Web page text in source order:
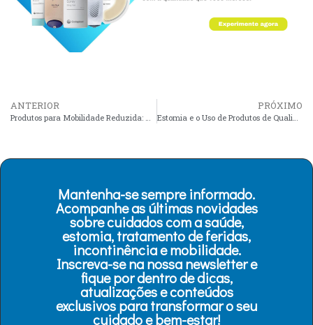
ANTERIOR
Produtos para Mobilidade Reduzida: Como Melhorar o Conforto
PRÓXIMO
Estomia e o Uso de Produtos de Qualidade: Garantia de Conforto
Mantenha-se sempre informado.
Acompanhe as últimas novidades
sobre cuidados com a saúde,
estomia, tratamento de feridas,
incontinência e mobilidade.
Inscreva-se na nossa newsletter e
fique por dentro de dicas,
atualizações e conteúdos
exclusivos para transformar o seu
cuidado e bem-estar!